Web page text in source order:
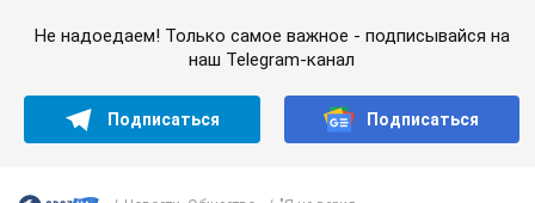
Не надоедаем! Только самое важное - подписывайся на
наш Telegram-канал
Подписаться Подписаться